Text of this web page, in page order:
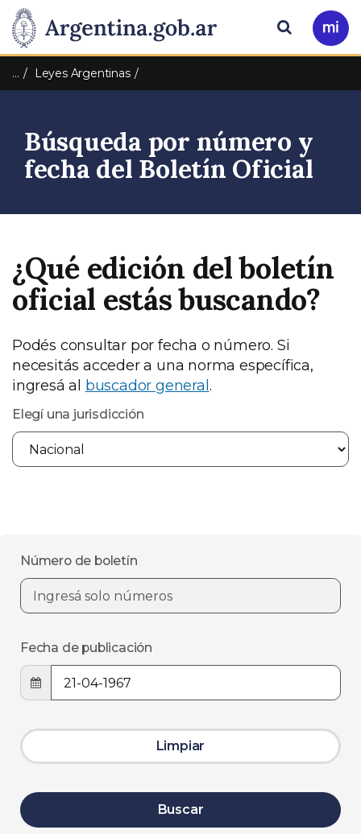
Presidencia
de
Nación
Pasar al contenido principal
Ir
a
Buscar
… Leyes Argentinas
Búsqueda por número y
fecha del Boletín Oficial
¿Qué edición del boletín
oficial estás buscando?
Podés consultar por fecha o número. Si
necesitás acceder a una norma específica,
ingresá al buscador general .
Elegí una jurisdicción
Número de boletín
Fecha de publicación
Limpiar
Buscar